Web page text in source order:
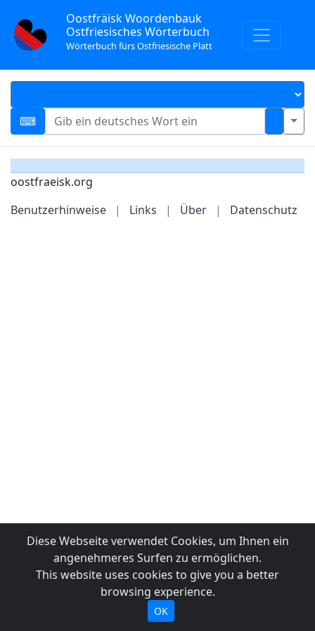
Oostfräisk Woordenbauk
Ostfriesisches Wörterbuch
Wörterbuch fürs Ostfriesische Platt
oostfraeisk.org
Benutzerhinweise
| Links | Über | Datenschutz
Diese Webseite verwendet Cookies, um Ihnen ein
angenehmeres Surfen zu ermöglichen.
This website uses cookies to give you a better
browsing experience.
OK